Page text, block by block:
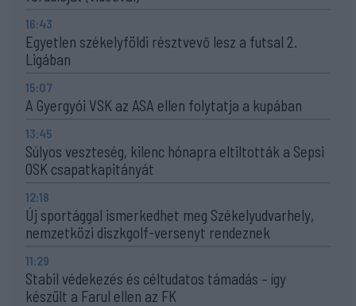
16:43
Egyetlen székelyföldi résztvevő lesz a futsal 2.
Ligában
15:07
A Gyergyói VSK az ASA ellen folytatja a kupában
13:45
Súlyos veszteség, kilenc hónapra eltiltották a Sepsi
OSK csapatkapitányát
12:18
Új sportággal ismerkedhet meg Székelyudvarhely,
nemzetközi diszkgolf-versenyt rendeznek
11:29
Stabil védekezés és céltudatos támadás – így
készült a Farul ellen az FK